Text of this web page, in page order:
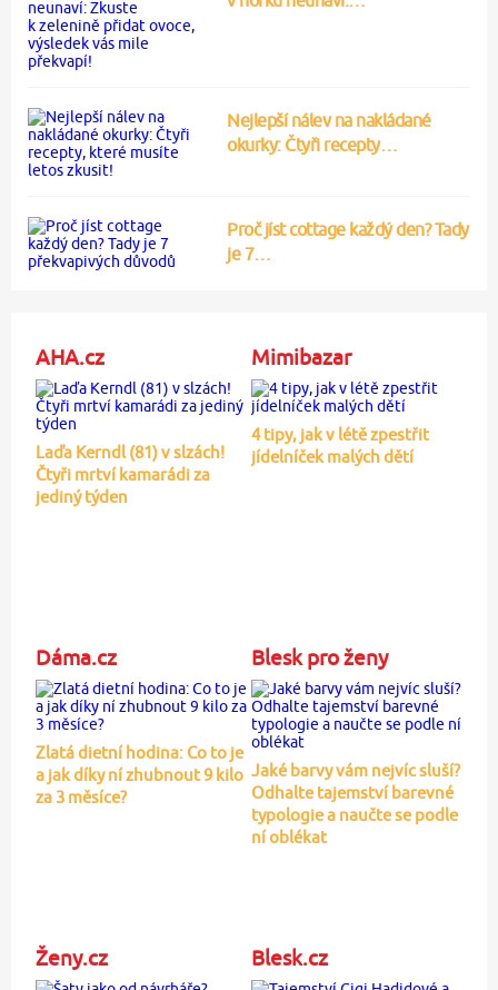
Nejlepší nálev na nakládané
okurky: Čtyři recepty…
Proč jíst cottage každý den? Tady
je 7…
AHA.cz
Laďa Kerndl (81) v slzách!
Čtyři mrtví kamarádi za
jediný týden
Mimibazar
4 tipy, jak v létě zpestřit
jídelníček malých dětí
Dáma.cz
Zlatá dietní hodina: Co to je
a jak díky ní zhubnout 9 kilo
za 3 měsíce?
Blesk pro ženy
Jaké barvy vám nejvíc sluší?
Odhalte tajemství barevné
typologie a naučte se podle
ní oblékat
Ženy.cz Blesk.cz